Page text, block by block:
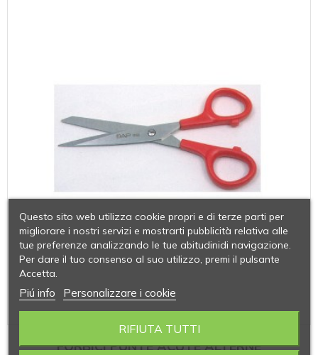
FORBICI PUNTE ACUTE ALTERNE
Questo sito web utilizza cookie propri e di terze parti per
migliorare i nostri servizi e mostrarti pubblicità relativa alle
tue preferenze analizzando le tue abitudinidi navigazione.
Per dare il tuo consenso al suo utilizzo, premi il pulsante
Accetta.
Piú info Personalizzare i cookie
RIFIUTA TUTTI